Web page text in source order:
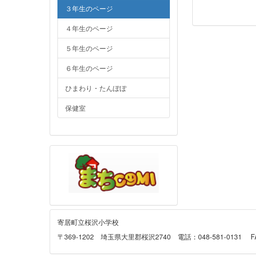
３年生のページ
４年生のページ
５年生のページ
６年生のページ
ひまわり・たんぽぽ
保健室
寄居町立桜沢小学校
〒369-1202 埼玉県大里郡桜沢2740 電話：048-581-0131